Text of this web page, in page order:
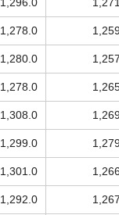
1,278.0
1,280.0
1,278.0
1,308.0
1,299.0
1,301.0
1,292.0